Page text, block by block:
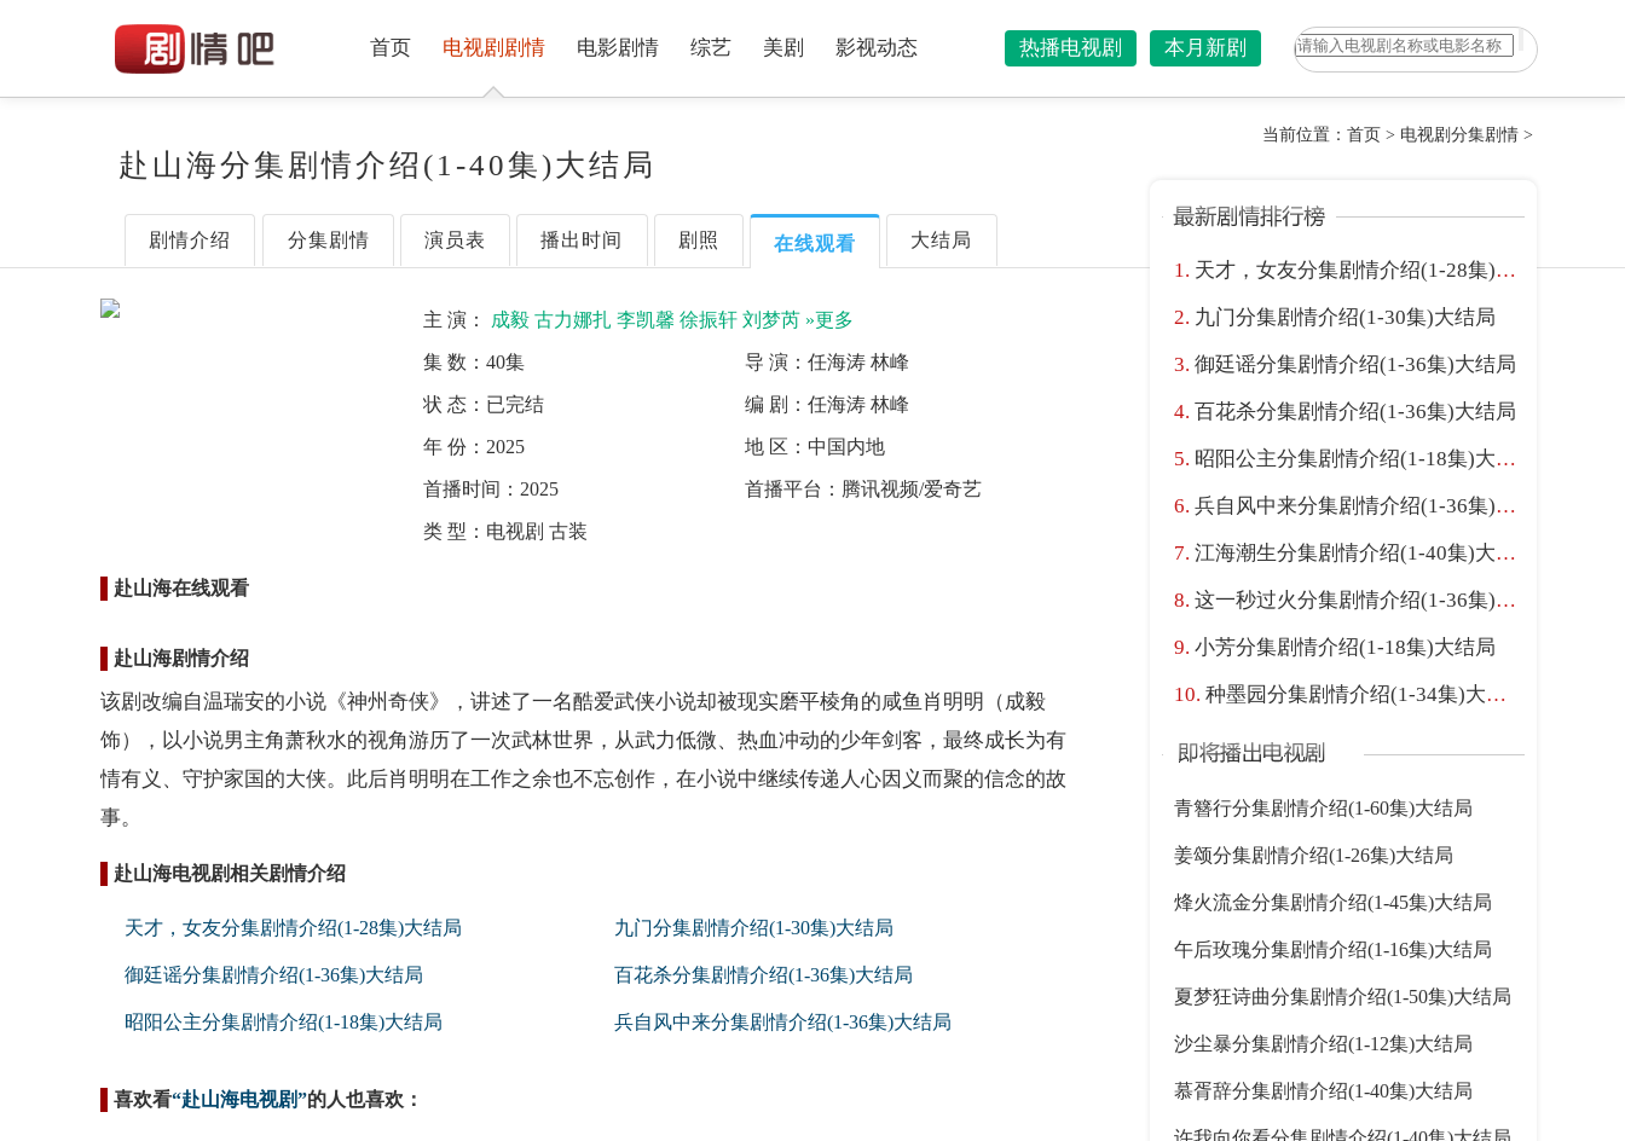
首页 电视剧剧情 电影剧情 综艺 美剧 影视动态 本月新剧
热播电视剧
赴山海分集剧情介绍(1-40集)大结局
剧情介绍 分集剧情 演员表 播出时间 剧照 在线观看 大结局
当前位置： 首页 > 电视剧分集剧情 >
主 演： 成毅 古力娜扎 李凯馨 徐振轩 刘梦芮 »更多
集 数：40集 导 演：任海涛 林峰
状 态： 已完结 编 剧：任海涛 林峰
年 份： 2025 地 区： 中国内地
首播时间： 2025 首播平台： 腾讯视频/爱奇艺
类 型： 电视剧 古装
赴山海在线观看
赴山海剧情介绍
该剧改编自温瑞安的小说《神州奇侠》，讲述了一名酷爱武侠小说却被现实磨平棱角的咸鱼肖明明（成毅
饰），以小说男主角萧秋水的视角游历了一次武林世界，从武力低微、热血冲动的少年剑客，最终成长为有
情有义、守护家国的大侠。此后肖明明在工作之余也不忘创作，在小说中继续传递人心因义而聚的信念的故
事。
赴山海电视剧相关剧情介绍
天才，女友分集剧情介绍(1-28集)大结局 九门分集剧情介绍(1-30集)大结局
御廷谣分集剧情介绍(1-36集)大结局 百花杀分集剧情介绍(1-36集)大结局
昭阳公主分集剧情介绍(1-18集)大结局 兵自风中来分集剧情介绍(1-36集)大结局
喜欢看“赴山海电视剧”的人也喜欢：
天才，女友分集剧情介绍(1-28集)大结局
九门分集剧情介绍(1-30集)大结局
御廷谣分集剧情介绍(1-36集)大结局
百花杀分集剧情介绍(1-36集)大结局
昭阳公主分集剧情介绍(1-18集)大结局
兵自风中来分集剧情介绍(1-36集)大结局
江海潮生分集剧情介绍(1-40集)大结局
这一秒过火分集剧情介绍(1-36集)大结局
小芳分集剧情介绍(1-18集)大结局
种墨园分集剧情介绍(1-34集)大结局
青簪行分集剧情介绍(1-60集)大结局
姜颂分集剧情介绍(1-26集)大结局
烽火流金分集剧情介绍(1-45集)大结局
午后玫瑰分集剧情介绍(1-16集)大结局
夏梦狂诗曲分集剧情介绍(1-50集)大结局
沙尘暴分集剧情介绍(1-12集)大结局
慕胥辞分集剧情介绍(1-40集)大结局